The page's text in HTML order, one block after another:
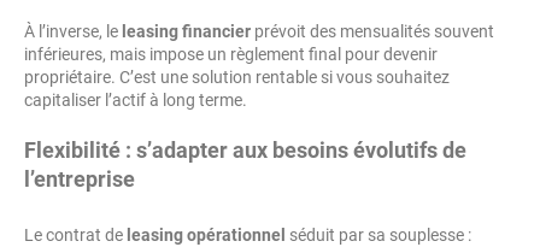
À l’inverse, le leasing financier prévoit des mensualités souvent
inférieures, mais impose un règlement final pour devenir
propriétaire. C’est une solution rentable si vous souhaitez
capitaliser l’actif à long terme.
Flexibilité : s’adapter aux besoins évolutifs de
l’entreprise
Le contrat de leasing opérationnel séduit par sa souplesse :